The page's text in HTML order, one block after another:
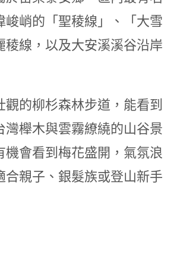
峻峭的「聖稜線」、「大雪
稜線，以及大安溪溪谷沿岸
觀的柳杉森林步道，能看到
灣櫸木與雲霧繚繞的山谷景
機會看到梅花盛開，氣氛浪
合親子、銀髮族或登山新手